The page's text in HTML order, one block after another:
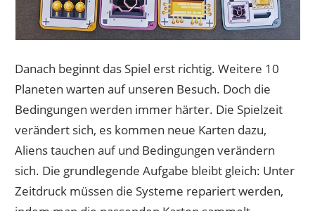
Danach beginnt das Spiel erst richtig. Weitere 10
Planeten warten auf unseren Besuch. Doch die
Bedingungen werden immer härter. Die Spielzeit
verändert sich, es kommen neue Karten dazu,
Aliens tauchen auf und Bedingungen verändern
sich. Die grundlegende Aufgabe bleibt gleich: Unter
Zeitdruck müssen die Systeme repariert werden,